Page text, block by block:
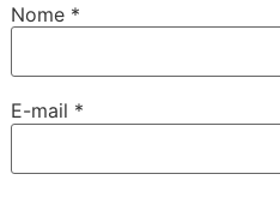
Nome *
E-mail *